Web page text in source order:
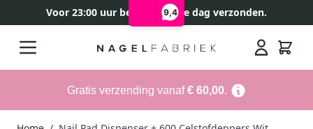
9,4
Voor 23:00 uur besteld, zelfde dag verzonden.
Gratis verzending vanaf€ 60,00.